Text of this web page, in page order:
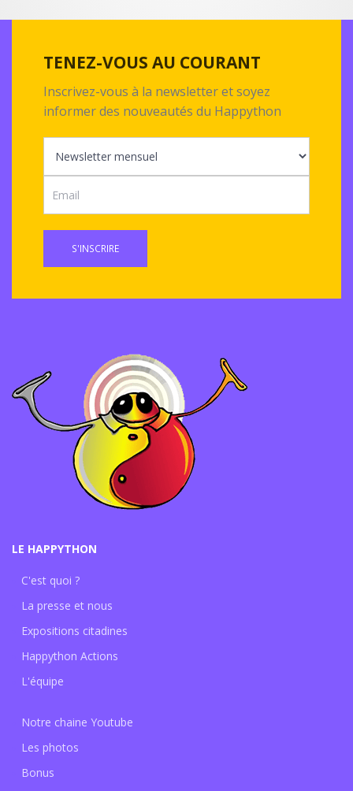
TENEZ-VOUS AU COURANT
Inscrivez-vous à la newsletter et soyez
informer des nouveautés du Happython
S'INSCRIRE
LE HAPPYTHON
C'est quoi ?
La presse et nous
Expositions citadines
Happython Actions
L'équipe
Notre chaine Youtube
Les photos
Bonus